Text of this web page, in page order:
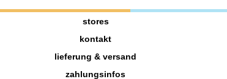
stores
kontakt
lieferung & versand
zahlungsinfos